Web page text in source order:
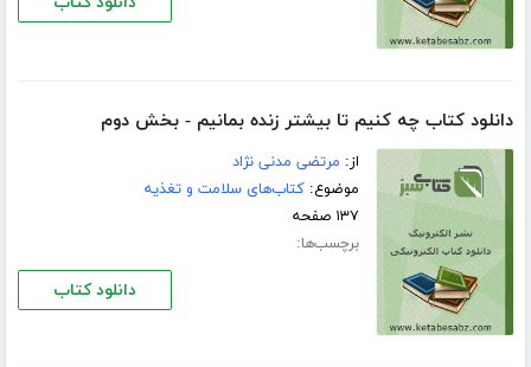
دانلود کتاب چه کنیم تا بیشتر زنده بمانیم - بخش دوم
از: مرتضی مدنی نژاد
موضوع:کتاب‌های سلامت و تغذیه
۱۳۷ صفحه
برچسب‌ها:
دانلود کتاب